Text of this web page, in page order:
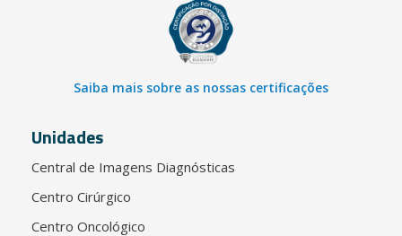
Saiba mais sobre as nossas certificações
Unidades
Central de Imagens Diagnósticas
Centro Cirúrgico
Centro Oncológico